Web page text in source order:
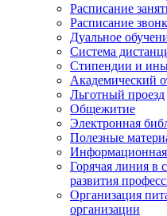
Расписание
Расписание
Дуальное
Система
Стипендии и
Академический
Льготный проезд
Общежитие
Электронная
Полезные
Информационная
Горячая линия в
развития
Организация
организации